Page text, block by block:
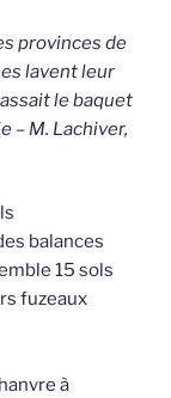
provinces de
lavent leur
le baquet
– M. Lachiver,
balances
15 sols
fuzeaux
à